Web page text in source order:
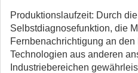
Produktionslaufzeit: Durch
Selbstdiagnosefunktion, die
Fernbenachrichtigung an
Technologien aus anderen
Industriebereichen